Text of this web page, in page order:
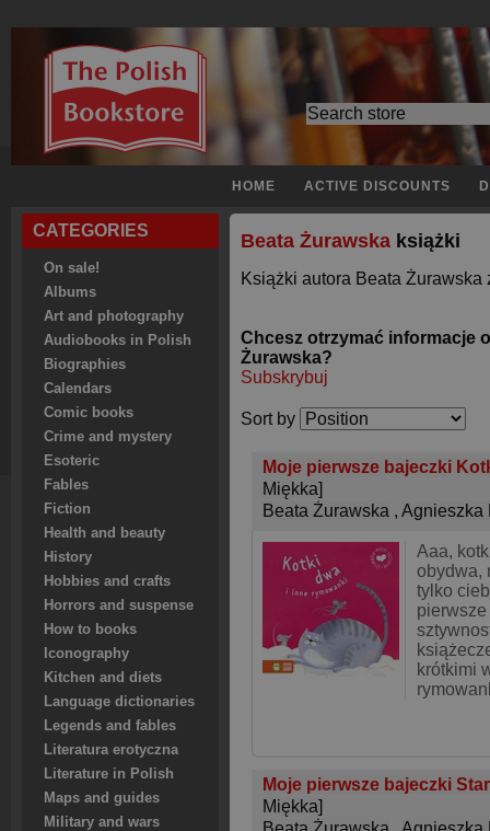
HOME ACTIVE DISCOUNTS
CATEGORIES
On sale!
Albums
Art and photography
Audiobooks in Polish
Biographies
Calendars
Comic books
Crime and mystery
Esoteric
Fables
Fiction
Health and beauty
History
Hobbies and crafts
Horrors and suspense
How to books
Iconography
Kitchen and diets
Language dictionaries
Legends and fables
Literatura erotyczna
Literature in Polish
Maps and guides
Military and wars
Beata Żurawska książki
Książki autora Beata Żurawska
Chcesz otrzymać informacje
Żurawska?
Subskrybuj
Sort by
Moje pierwsze bajeczki
Miękka]
Beata Żurawska , Agnieszka
Aaa,
obydwa,
tylko
pierwsze
krótkimi
Moje pierwsze bajeczki
Miękka]